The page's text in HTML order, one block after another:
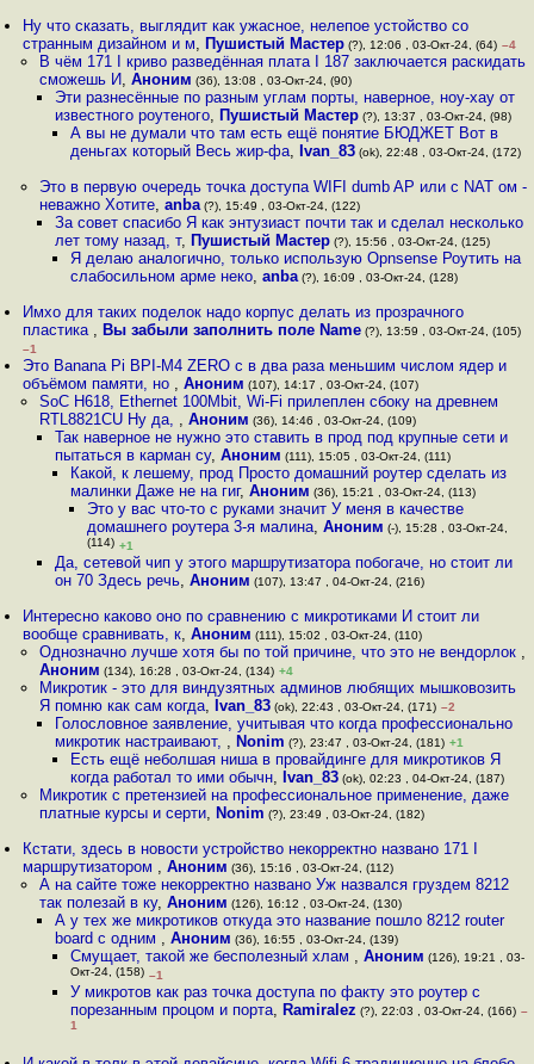
Ну что сказать, выглядит как ужасное, нелепое устойство со
странным дизайном и м, Пушистый Мастер (?), 12:06 , 03-Окт-24, (64) –4
В чём 171 I криво разведённая плата I 187 заключается раскидать
сможешь И, Аноним (36), 13:08 , 03-Окт-24, (90)
Эти разнесённые по разным углам порты, наверное, ноу-хау от
известного роутеного, Пушистый Мастер(?), 13:37 , 03-Окт-24, (98)
А вы не думали что там есть ещё понятие БЮДЖЕТ Вот в
деньгах который Весь жир-фа, Ivan_83 (ok), 22:48 , 03-Окт-24, (172)
Это в первую очередь точка доступа WIFI dumb AP или с NAT ом -
неважно Хотите, anba(?), 15:49 , 03-Окт-24, (122)
За совет спасибо Я как энтузиаст почти так и сделал несколько
лет тому назад, т, Пушистый Мастер(?), 15:56 , 03-Окт-24, (125)
Я делаю аналогично, только использую Opnsense Роутить на
слабосильном арме неко,anba (?), 16:09 , 03-Окт-24, (128)
Имхо для таких поделок надо корпус делать из прозрачного
пластика , Вы забыли заполнить поле Name (?), 13:59 , 03-Окт-24, (105)
–1
Это Banana Pi BPI-M4 ZERO с в два раза меньшим числом ядер и
объёмом памяти, но ,Аноним (107), 14:17 , 03-Окт-24, (107)
SoC H618, Ethernet 100Mbit, Wi-Fi прилеплен сбоку на древнем
RTL8821CU Ну да, , Аноним (36), 14:46 , 03-Окт-24, (109)
Так наверное не нужно это ставить в прод под крупные сети и
пытаться в карман су, Аноним (111), 15:05 , 03-Окт-24, (111)
Какой, к лешему, прод Просто домашний роутер сделать из
малинки Даже не на гиг,Аноним (36), 15:21 , 03-Окт-24, (113)
Это у вас что-то с руками значит У меня в качестве
домашнего роутера 3-я малина, Аноним (-), 15:28 , 03-Окт-24,
(114) +1
Да, сетевой чип у этого маршрутизатора побогаче, но стоит ли
он 70 Здесь речь, Аноним (107), 13:47 , 04-Окт-24, (216)
Интересно каково оно по сравнению с микротиками И стоит ли
вообще сравнивать, к,Аноним (111), 15:02 , 03-Окт-24, (110)
Однозначно лучше хотя бы по той причине, что это не вендорлок ,
Аноним (134), 16:28 , 03-Окт-24, (134) +4
Микротик - это для виндузятных админов любящих мышковозить
Я помню как сам когда, Ivan_83(ok), 22:43 , 03-Окт-24, (171) –2
Голословное заявление, учитывая что когда профессионально
микротик настраивают, , Nonim (?), 23:47 , 03-Окт-24, (181) +1
Есть ещё неболшая ниша в провайдинге для микротиков Я
когда работал то ими обычн, Ivan_83 (ok), 02:23 , 04-Окт-24, (187)
Микротик с претензией на профессиональное применение, даже
платные курсы и серти, Nonim (?), 23:49 , 03-Окт-24, (182)
Кстати, здесь в новости устройство некорректно названо 171 I
маршрутизатором ,Аноним (36), 15:16 , 03-Окт-24, (112)
А на сайте тоже некорректно названо Уж назвался груздем 8212
так полезай в ку, Аноним (126), 16:12 , 03-Окт-24, (130)
А у тех же микротиков откуда это название пошло 8212 router
board с одним , Аноним (36), 16:55 , 03-Окт-24, (139)
Смущает, такой же бесполезный хлам ,Аноним (126), 19:21 , 03-
Окт-24, (158) –1
У микротов как раз точка доступа по факту это роутер с
порезанным процом и порта, Ramiralez (?), 22:03 , 03-Окт-24, (166) –
1